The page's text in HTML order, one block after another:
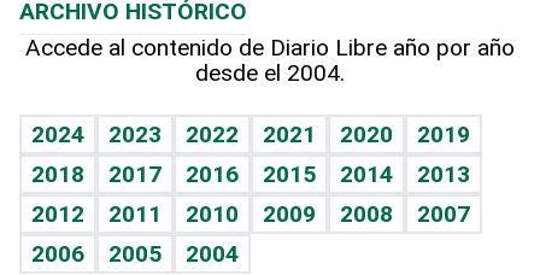
Hablando con el pediatra
Vida y familia
Eñe
Celebrando la vida
Sin complejos
Línea de hit
TBT Deportivo
Más firmas
Hecho en casa
Guía del dinero
Cumpleaños
Horóscopos
Crucigramas
ARCHIVO HISTÓRICO
Accede al contenido de Diario Libre año por año
desde el 2004.
2024 2023 2022 2021 2020
2019
2018
2017 2016 2015 2014
2013
2012
2011 2010 2009 2008
2007
2006
2005 2004